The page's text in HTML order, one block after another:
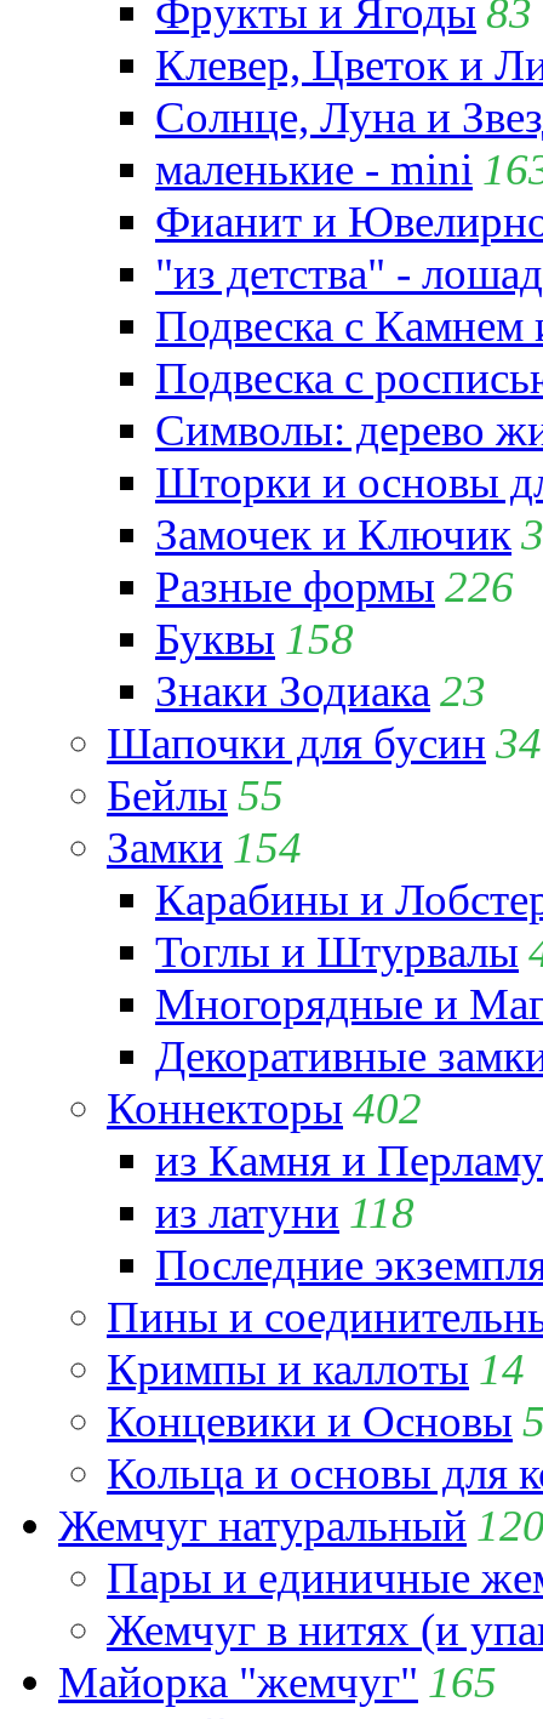
Фрукты и Ягоды 83
Клевер, Цветок и
Солнце, Луна и
маленькие - mini
Фианит и
"из детства" -
Подвеска с
Подвеска с
Символы: дерево
Шторки и основы
Замочек и Ключик
Разные формы 226
Буквы 158
Знаки Зодиака 23
Шапочки для бусин 34
Бейлы 55
Замки 154
Карабины и
Тоглы и Штурвалы
Многорядные и
Декоративные
Коннекторы 402
из Камня и
из латуни 118
Последние
Пины и
Кримпы и каллоты 14
Концевики и Основы
Кольца и основы для
Жемчуг натуральный
Пары и единичные
Жемчуг в нитях (и
Майорка "жемчуг" 165